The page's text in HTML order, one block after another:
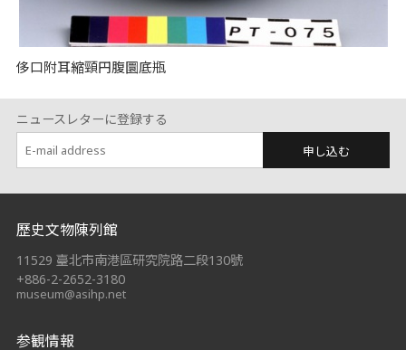
侈口附耳縮頸円腹圜底瓶
ニュースレターに登録する
申し込む
:::
歷史文物陳列館
11529 臺北市南港區研究院路二段130號
+886-2-2652-3180
museum@asihp.net
参観情報